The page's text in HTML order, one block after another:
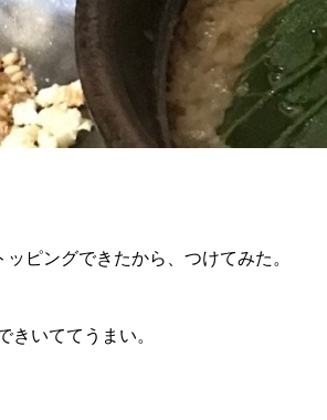
ピングできたから、つけてみた。
いててうまい。